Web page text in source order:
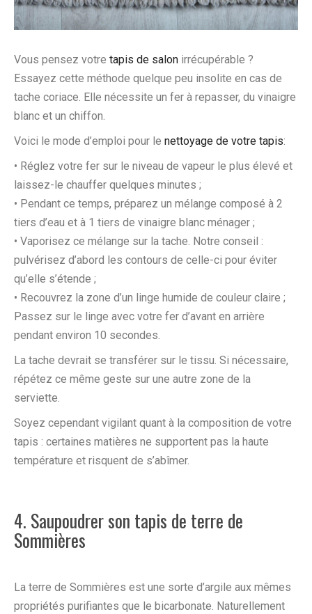
Vous pensez votre tapis de salon irrécupérable ?
Essayez cette méthode quelque peu insolite en cas de
tache coriace. Elle nécessite un fer à repasser, du vinaigre
blanc et un chiffon.
Voici le mode d’emploi pour le nettoyage de votre tapis:
• Réglez votre fer sur le niveau de vapeur le plus élevé et
laissez-le chauffer quelques minutes ;
• Pendant ce temps, préparez un mélange composé à 2
tiers d’eau et à 1 tiers de vinaigre blanc ménager ;
• Vaporisez ce mélange sur la tache. Notre conseil :
pulvérisez d’abord les contours de celle-ci pour éviter
qu’elle s’étende ;
• Recouvrez la zone d’un linge humide de couleur claire ;
Passez sur le linge avec votre fer d’avant en arrière
pendant environ 10 secondes.
La tache devrait se transférer sur le tissu. Si nécessaire,
répétez ce même geste sur une autre zone de la
serviette.
Soyez cependant vigilant quant à la composition de votre
tapis : certaines matières ne supportent pas la haute
température et risquent de s’abîmer.
4. Saupoudrer son tapis de terre de
Sommières
La terre de Sommières est une sorte d’argile aux mêmes
propriétés purifiantes que le bicarbonate. Naturellement